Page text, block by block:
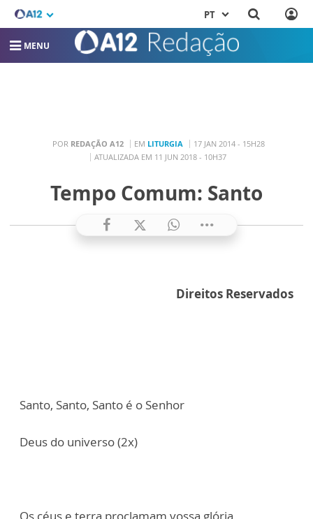
PT
MENU
POR REDAÇÃO A12 EM LITURGIA
17 JAN 2014 - 15H28
ATUALIZADA EM 11 JUN 2018 - 10H37
Tempo Comum: Santo
Direitos Reservados
Santo, Santo, Santo é o Senhor
Deus do universo (2x)